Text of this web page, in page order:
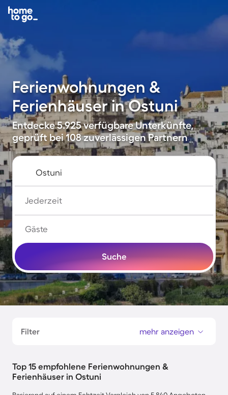
Ferienwohnungen &
Ferienhäuser in Ostuni
Entdecke 5.925 verfügbare Unterkünfte,
geprüft bei 108 zuverlässigen Partnern
Jederzeit
Gäste
Suche
Filter mehr anzeigen
Top 15 empfohlene Ferienwohnungen &
Ferienhäuser in Ostuni